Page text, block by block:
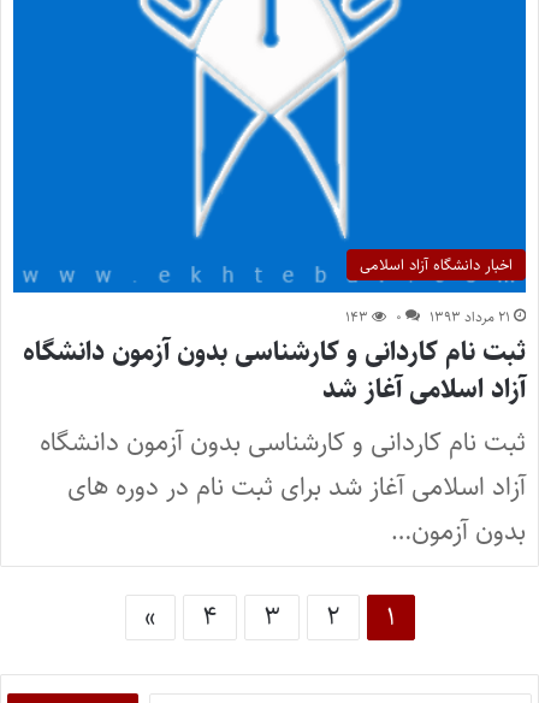
اخبار دانشگاه آزاد اسلامی
۲۱ مرداد ۱۳۹۳ ۰ ۱۴۳
ثبت نام کاردانی و کارشناسی بدون آزمون دانشگاه
آزاد اسلامی آغاز شد
ثبت نام کاردانی و کارشناسی بدون آزمون دانشگاه
آزاد اسلامی آغاز شد برای ثبت نام در دوره های
بدون آزمون…
۱ ۲ ۳ ۴ »